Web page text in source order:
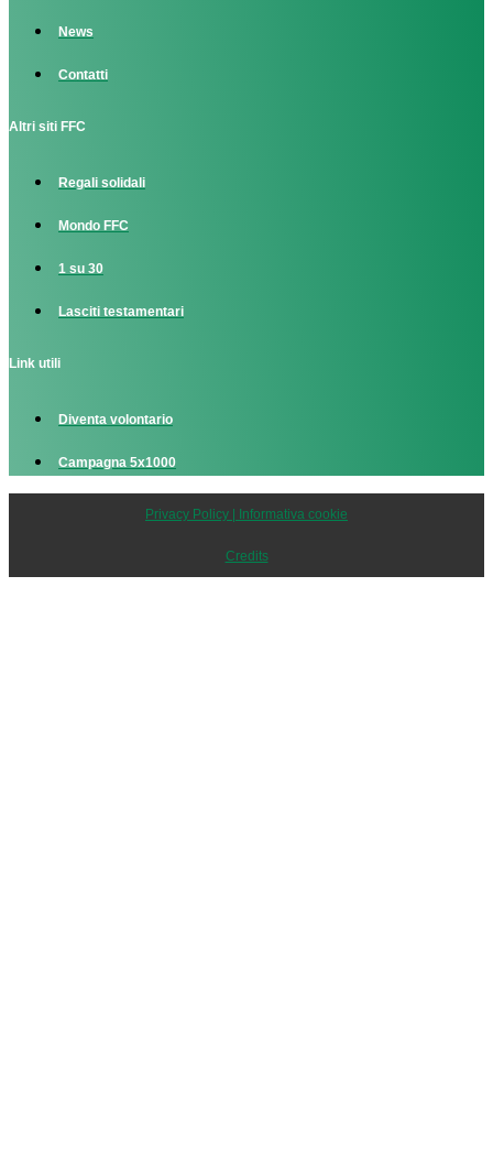
News
Contatti
Altri siti FFC
Regali solidali
Mondo FFC
1 su 30
Lasciti testamentari
Link utili
Diventa volontario
Campagna 5x1000
Privacy Policy | Informativa cookie
Credits